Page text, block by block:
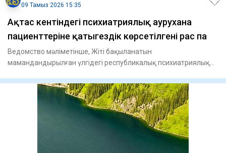
09 Тамыз 2026 15:35
Ақтас кентіндегі психиатриялық аурухана
пациенттеріне қатыгездік көрсетілгені рас па
Ведомство мәліметінше, Жіті бақыланатын
мамандандырылған үлгідегі республикалық психиатриялық